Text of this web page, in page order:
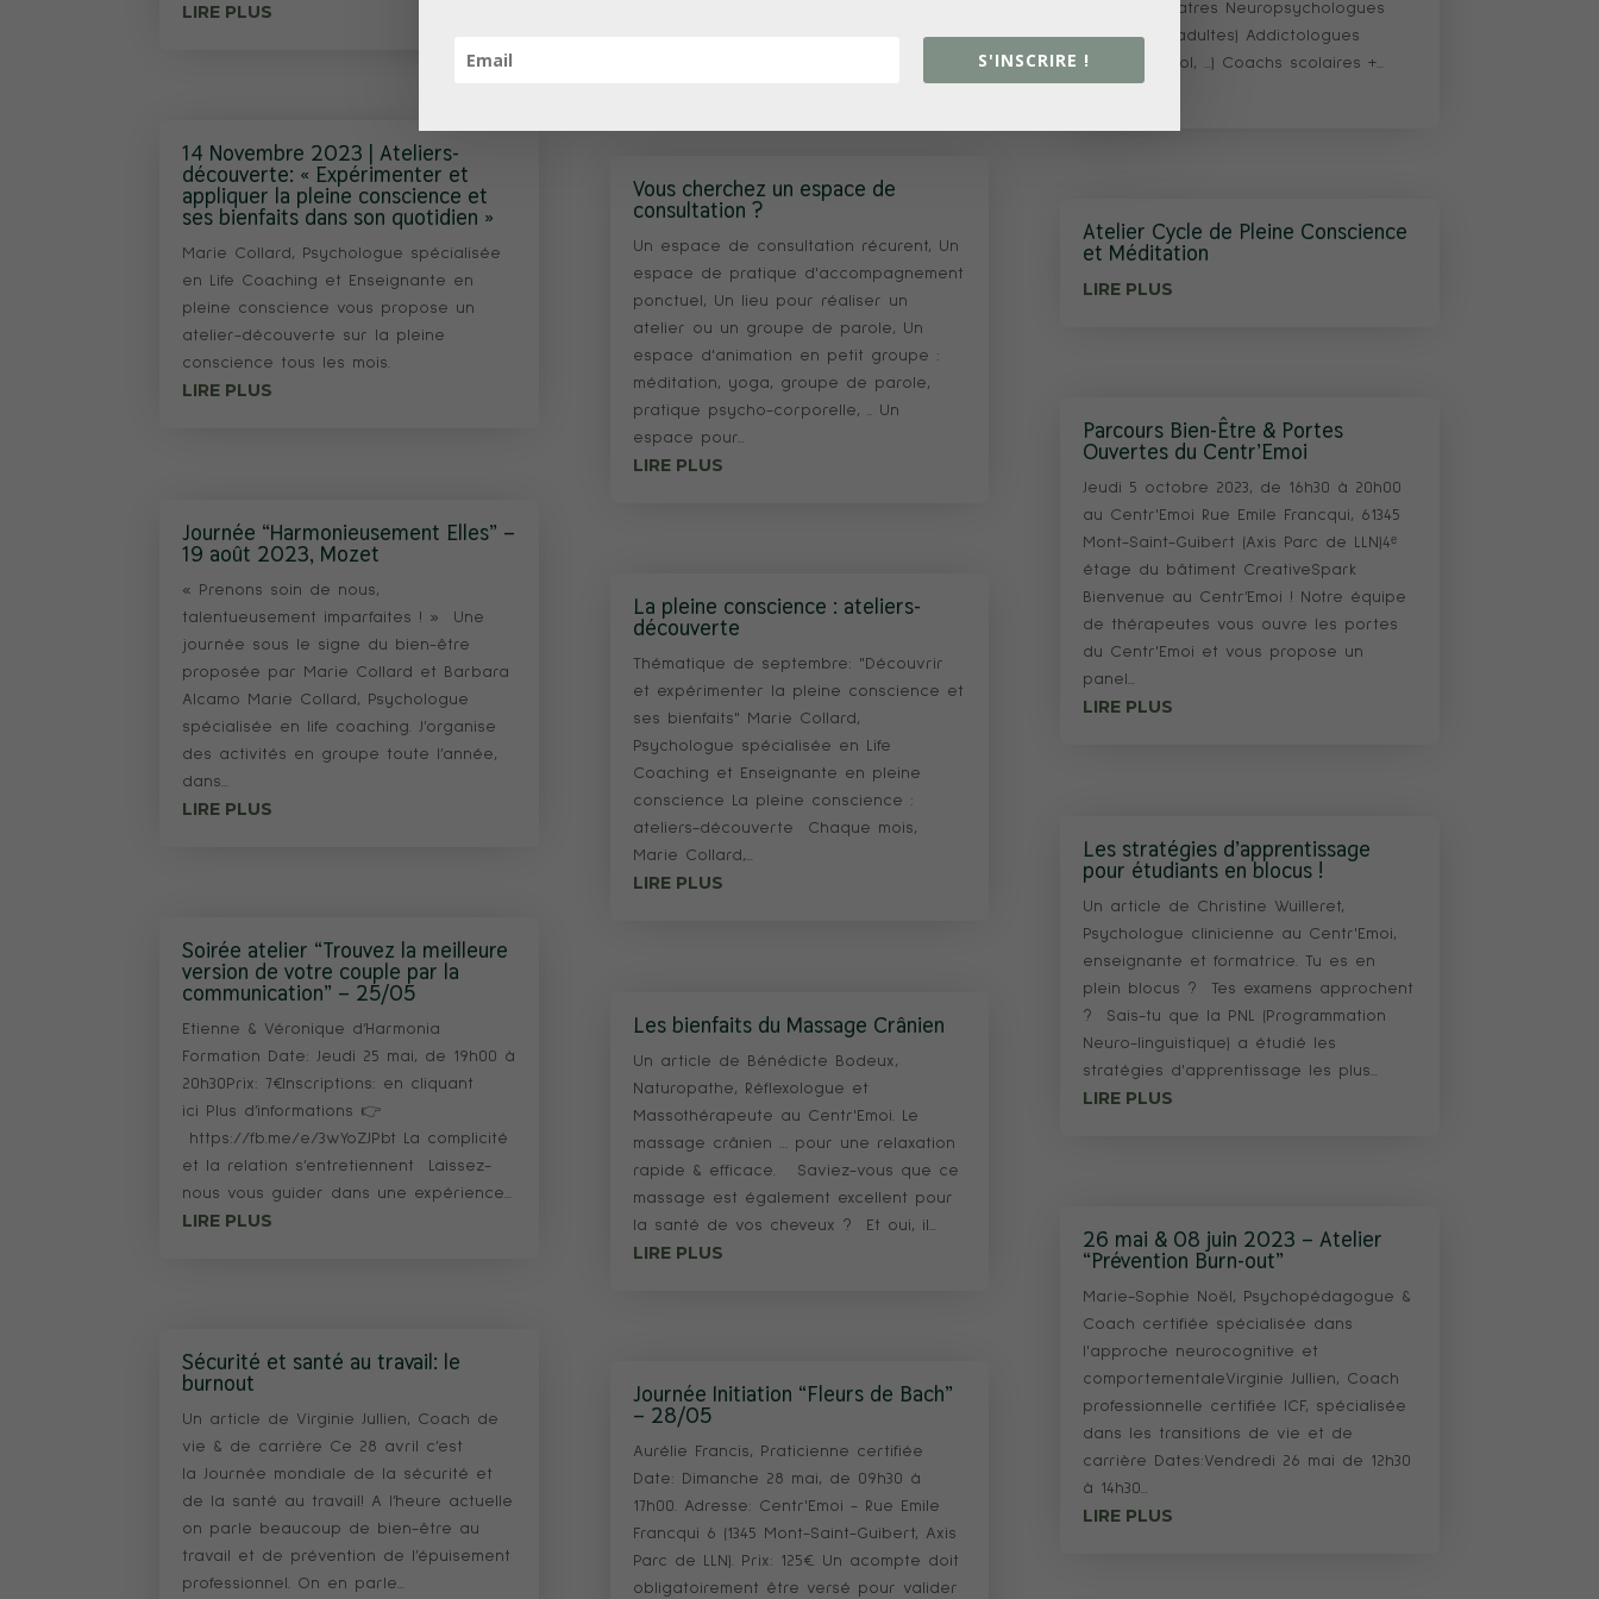
LIRE PLUS
14 Novembre 2023 | Ateliers-
découverte: « Expérimenter et
appliquer la pleine conscience et
ses bienfaits dans son quotidien »
Marie Collard, Psychologue spécialisée
en Life Coaching et Enseignante en
pleine conscience vous propose un
atelier-découverte sur la pleine
conscience tous les mois.
LIRE PLUS
Journée “Harmonieusement Elles” –
19 août 2023, Mozet
« Prenons soin de nous,
talentueusement imparfaites ! » Une
journée sous le signe du bien-être
proposée par Marie Collard et Barbara
Alcamo Marie Collard, Psychologue
spécialisée en life coaching. J’organise
des activités en groupe toute l’année,
dans...
LIRE PLUS
Soirée atelier “Trouvez la meilleure
version de votre couple par la
communication” – 25/05
Etienne & Véronique d’Harmonia
Formation Date: Jeudi 25 mai, de 19h00 à
20h30Prix: 7€Inscriptions: en cliquant
ici Plus d’informations 👉
https://fb.me/e/3wYoZJPbt La complicité
et la relation s’entretiennent Laissez-
nous vous guider dans une expérience...
LIRE PLUS
Sécurité et santé au travail: le
burnout
Un article de Virginie Jullien, Coach de
vie & de carrière Ce 28 avril c’est
la Journée mondiale de la sécurité et
de la santé au travail! A l’heure actuelle
on parle beaucoup de bien-être au
travail et de prévention de l’épuisement
professionnel. On en parle...
Vous cherchez un espace de
consultation ?
Un espace de consultation récurent, Un
espace de pratique d'accompagnement
ponctuel, Un lieu pour réaliser un
atelier ou un groupe de parole, Un
espace d'animation en petit groupe :
méditation, yoga, groupe de parole,
pratique psycho-corporelle, .. Un
espace pour...
LIRE PLUS
La pleine conscience : ateliers-
découverte
Thématique de septembre: "Découvrir
et expérimenter la pleine conscience et
ses bienfaits" Marie Collard,
Psychologue spécialisée en Life
Coaching et Enseignante en pleine
conscience La pleine conscience :
ateliers-découverte Chaque mois,
Marie Collard,...
LIRE PLUS
Les bienfaits du Massage Crânien
Un article de Bénédicte Bodeux,
Naturopathe, Réflexologue et
Massothérapeute au Centr'Emoi. Le
massage crânien … pour une relaxation
rapide & efficace. Saviez-vous que ce
massage est également excellent pour
la santé de vos cheveux ? Et oui, il...
LIRE PLUS
Journée Initiation “Fleurs de Bach”
– 28/05
Aurélie Francis, Praticienne certifiée
Date: Dimanche 28 mai, de 09h30 à
17h00. Adresse: Centr'Emoi - Rue Emile
Francqui 6 (1345 Mont-Saint-Guibert, Axis
Parc de LLN). Prix: 125€. Un acompte doit
obligatoirement être versé pour valider
ligne Psychiatres Neuropsychologues
(enfants et adultes) Addictologues
(Tabac, Alcool, ...) Coachs scolaires +...
LIRE PLUS
Atelier Cycle de Pleine Conscience
et Méditation
LIRE PLUS
Parcours Bien-Être & Portes
Ouvertes du Centr’Emoi
Jeudi 5 octobre 2023, de 16h30 à 20h00
au Centr'Emoi Rue Emile Francqui, 61345
Mont-Saint-Guibert (Axis Parc de LLN)4ᵉ
étage du bâtiment CreativeSpark
Bienvenue au Centr’Emoi ! Notre équipe
de thérapeutes vous ouvre les portes
du Centr'Emoi et vous propose un
panel...
LIRE PLUS
Les stratégies d’apprentissage
pour étudiants en blocus !
Un article de Christine Wuilleret,
Psychologue clinicienne au Centr'Emoi,
enseignante et formatrice. Tu es en
plein blocus ? Tes examens approchent
? Sais-tu que la PNL (Programmation
Neuro-linguistique) a étudié les
stratégies d'apprentissage les plus...
LIRE PLUS
26 mai & 08 juin 2023 – Atelier
“Prévention Burn-out”
Marie-Sophie Noël, Psychopédagogue &
Coach certifiée spécialisée dans
l'approche neurocognitive et
comportementaleVirginie Jullien, Coach
professionnelle certifiée ICF, spécialisée
dans les transitions de vie et de
carrière Dates:Vendredi 26 mai de 12h30
à 14h30...
LIRE PLUS
S'INSCRIRE !